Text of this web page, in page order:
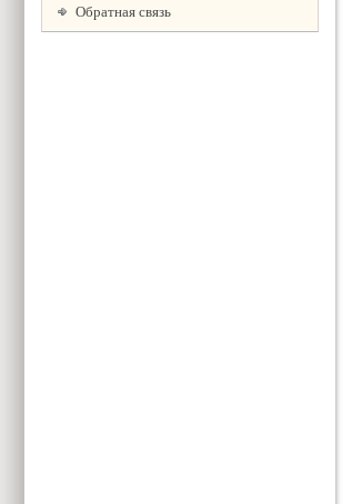
Обратная связь